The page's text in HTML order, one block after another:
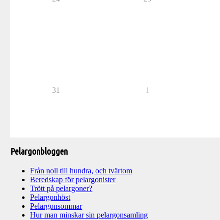
31 1
Pelargonbloggen
Från noll till hundra, och tvärtom
Beredskap för pelargonister
Trött på pelargoner?
Pelargonhöst
Pelargonsommar
Hur man minskar sin pelargonsamling